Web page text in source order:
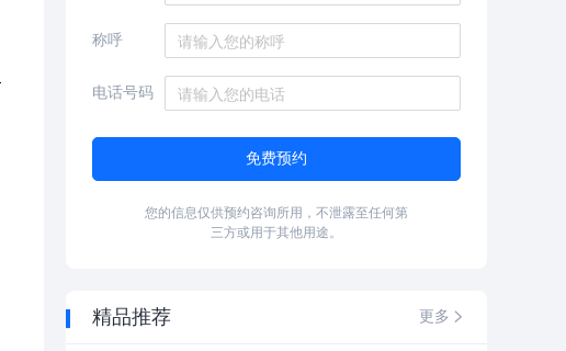
称呼
电话号码
免费预约
您的信息仅供预约咨询所用，不泄露至任何第
三方或用于其他用途。
精品推荐 更多 